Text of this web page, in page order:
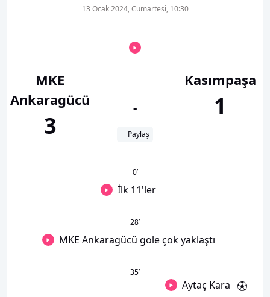
MKE
Ankaragücü
3
13 Ocak 2024, Cumartesi, 10:30
-
Paylaş
Kasımpaşa
1
0’
İlk 11'ler
28’
MKE Ankaragücü gole çok yaklaştı
35’
Aytaç Kara